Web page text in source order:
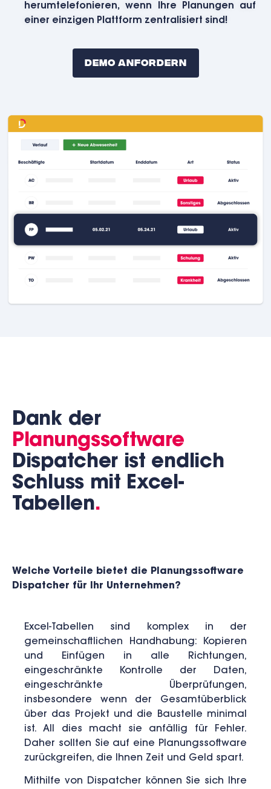
herumtelefonieren, wenn Ihre Planungen auf
einer einzigen Plattform zentralisiert sind!
Demo Anfordern
Dank der
Planungssoftware
Dispatcher ist endlich
Schluss mit Excel-
Tabellen.
Welche Vorteile bietet die Planungssoftware
Dispatcher für Ihr Unternehmen?
Excel-Tabellen sind komplex in der
gemeinschaftlichen Handhabung: Kopieren
und Einfügen in alle Richtungen,
eingeschränkte Kontrolle der Daten,
eingeschränkte Überprüfungen,
insbesondere wenn der Gesamtüberblick
über das Projekt und die Baustelle minimal
ist. All dies macht sie anfällig für Fehler.
Daher sollten Sie auf eine Planungssoftware
zurückgreifen, die Ihnen Zeit und Geld spart.
Mithilfe von Dispatcher können Sie sich Ihre